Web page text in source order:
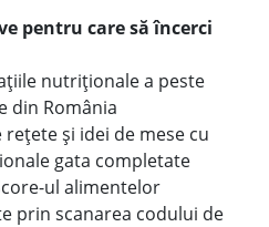
pentru care să încerci
nutriționale a peste
din România
rețete și idei de mese cu
gata completate
ul alimentelor
prin scanarea codului de